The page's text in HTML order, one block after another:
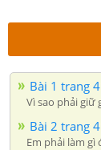
Bài 1 trang
Vì sao phải giữ
Bài 2 trang
Em phải làm gì